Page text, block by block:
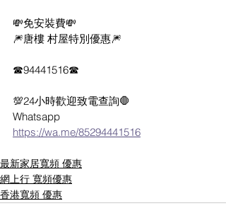
💸免安裝費💸
🎆唐樓 村屋特別優惠🎆
☎94441516☎
💯24小時歡迎致電查詢🛑
Whatsapp
https://wa.me/85294441516
最新家居寬頻 優惠
網上行 寬頻優惠
香港寬頻 優惠